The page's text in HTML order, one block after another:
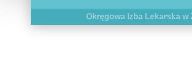
Okręgowa Izba Lekarska w